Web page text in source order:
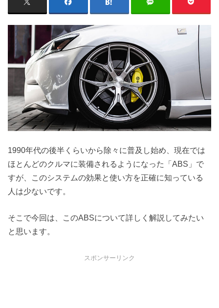
1990年代の後半くらいから除々に普及し始め、現在では
ほとんどのクルマに装備されるようになった「ABS」で
すが、このシステムの効果と使い方を正確に知っている
人は少ないです。
そこで今回は、このABSについて詳しく解説してみたい
と思います。
スポンサーリンク